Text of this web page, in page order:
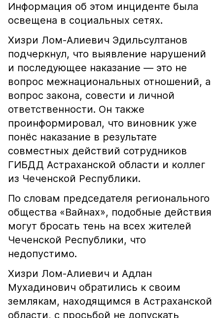
Информация об этом инциденте была
освещена в социальных сетях.
Хизри Лом-Алиевич Эдильсултанов
подчеркнул, что выявление нарушений
и последующее наказание — это не
вопрос межнациональных отношений, а
вопрос закона, совести и личной
ответственности. Он также
проинформировал, что виновник уже
понёс наказание в результате
совместных действий сотрудников
ГИБДД Астраханской области и коллег
из Чеченской Республики.
По словам председателя регионального
общества «Вайнах», подобные действия
могут бросать тень на всех жителей
Чеченской Республики, что
недопустимо.
Хизри Лом-Алиевич и Адлан
Мухадинович обратились к своим
землякам, находящимся в Астраханской
области, с просьбой не допускать